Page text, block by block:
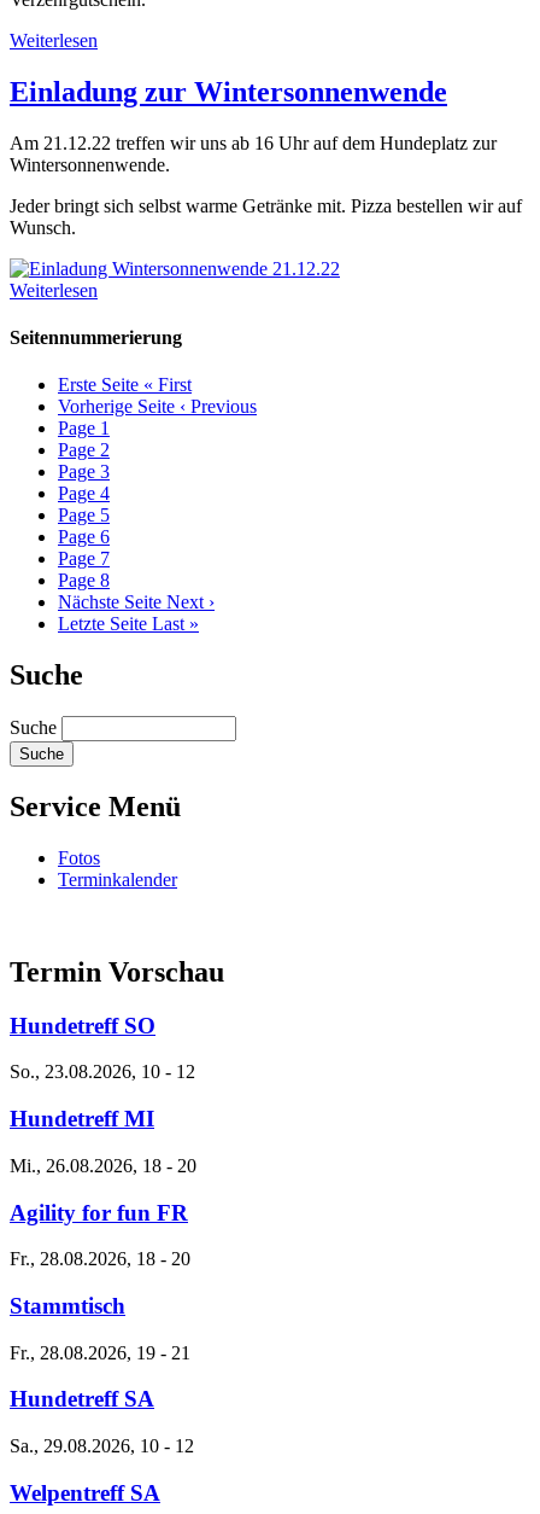
Weiterlesen
Einladung zur Wintersonnenwende
Am 21.12.22 treffen wir uns ab 16 Uhr auf dem Hundeplatz zur
Wintersonnenwende.
Jeder bringt sich selbst warme Getränke mit. Pizza bestellen wir auf
Wunsch.
Weiterlesen
Seitennummerierung
Erste Seite « First
Vorherige Seite ‹ Previous
Page 1
Page 2
Page 3
Page 4
Page 5
Page 6
Page 7
Page 8
Nächste Seite Next ›
Letzte Seite Last »
Suche
Suche
Service Menü
Fotos
Terminkalender
Termin Vorschau
Hundetreff SO
So., 23.08.2026, 10 - 12
Hundetreff MI
Mi., 26.08.2026, 18 - 20
Agility for fun FR
Fr., 28.08.2026, 18 - 20
Stammtisch
Fr., 28.08.2026, 19 - 21
Hundetreff SA
Sa., 29.08.2026, 10 - 12
Welpentreff SA